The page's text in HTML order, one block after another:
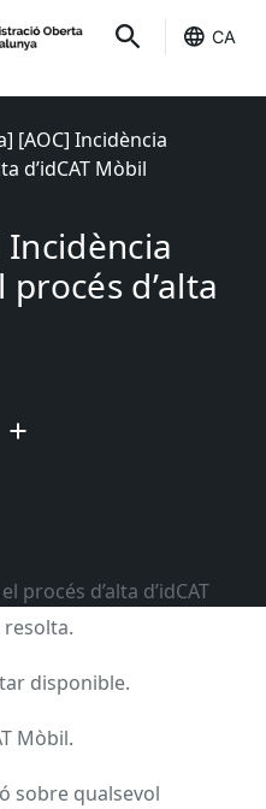
CA
[AOC] Incidència
d’idCAT Mòbil
Incidència
d’alta
procés d’alta d’idCAT
disponible.
Mòbil.
sobre qualsevol